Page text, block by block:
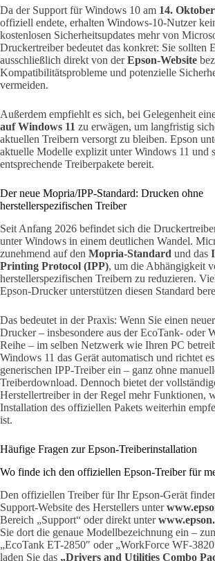
Da der Support für Windows 10 am 14.
offiziell endete, erhalten Windows-10-Nutzer
kostenlosen Sicherheitsupdates mehr von
Druckertreiber bedeutet das konkret: Sie sollten
ausschließlich direkt von derEpson-Website
Kompatibilitätsprobleme und potenzielle
vermeiden.
Außerdem empfiehlt es sich, bei Gelegenheit
auf Windows 11 zu erwägen, um langfristig
aktuellen Treibern versorgt zu bleiben. Epson
aktuelle Modelle explizit unter Windows 11 und
entsprechende Treiberpakete bereit.
Der neue Mopria/IPP-Standard: Drucken ohne
herstellerspezifischen Treiber
Seit Anfang 2026 befindet sich die
unter Windows in einem deutlichen Wandel.
zunehmend auf den Mopria-Standard und das
Printing Protocol (IPP), um die Abhängigkeit
herstellerspezifischen Treibern zu reduzieren.
Epson-Drucker unterstützen diesen Standard
Das bedeutet in der Praxis: Wenn Sie einen
Drucker – insbesondere aus der EcoTank- oder
Reihe – im selben Netzwerk wie Ihren PC
Windows 11 das Gerät automatisch und richtet
generischen IPP-Treiber ein – ganz ohne
Treiberdownload. Dennoch bietet der
Herstellertreiber in der Regel mehr Funktionen,
Installation des offiziellen Pakets weiterhin
ist.
Häufige Fragen zur Epson-Treiberinstallation
Wo finde ich den offiziellen Epson-Treiber für
Den offiziellen Treiber für Ihr Epson-Gerät
Support-Website des Herstellers unter
Bereich „Support“ oder direkt unter
Sie dort die genaue Modellbezeichnung ein –
„EcoTank ET-2850″ oder „WorkForce WF-
laden Sie das „Drivers and Utilities Combo